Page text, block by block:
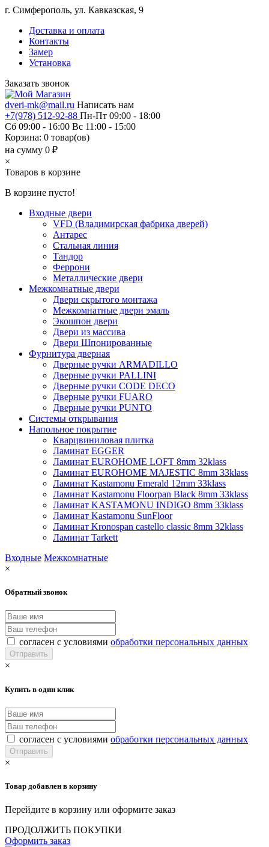
г. Симферополь, ул. Кавказская, 9
Доставка и оплата
Контакты
Замер
Установка
Заказать звонок
dveri-mk@mail.ru Написать нам
+7(978) 512-92-88 Пн-Пт 09:00 - 18:00
Сб 09:00 - 16:00 Вс 11:00 - 15:00
Корзина: 0 товар(ов)
на сумму 0 ₽
×
Товаров в корзине
В корзине пусто!
Входные двери
VFD (Владимирская фабрика дверей)
Антарес
Стальная линия
Тандор
Феррони
Металлические двери
Межкомнатные двери
Двери скрытого монтажа
Межкомнатные двери эмаль
Экошпон двери
Двери из массива
Двери Шпонированные
Фурнитура дверная
Дверные ручки ARMADILLO
Дверные ручки PALLINI
Дверные ручки CODE DECO
Дверные ручки FUARO
Дверные ручки PUNTO
Системы открывания
Напольное покрытие
Кварцвиниловая плитка
Ламинат EGGER
Ламинат EUROHOME LOFT 8mm 32klass
Ламинат EUROHOME MAJESTIC 8mm 33klass
Ламинат Kastamonu Emerald 12mm 33klass
Ламинат Kastamonu Floorpan Black 8mm 33klass
Ламинат KASTAMONU INDIGO 8mm 33klass
Ламинат Kastamonu SunFloor
Ламинат Kronospan castello classic 8mm 32klass
Ламинат Tarkett
Входные Межкомнатные
×
Обратный звонок
согласен с условиями обработки персональных данных
×
Купить в один клик
согласен с условиями обработки персональных данных
×
Товар добавлен в корзину
Перейдите в корзину или оформите заказ
ПРОДОЛЖИТЬ ПОКУПКИ
Оформить заказ